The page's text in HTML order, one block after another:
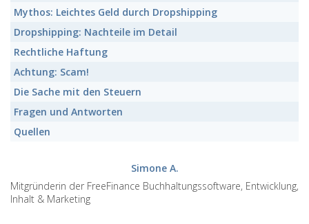
Mythos: Leichtes Geld durch Dropshipping
Dropshipping: Nachteile im Detail
Rechtliche Haftung
Achtung: Scam!
Die Sache mit den Steuern
Fragen und Antworten
Quellen
Simone A.
Mitgründerin der FreeFinance Buchhaltungssoftware, Entwicklung,
Inhalt & Marketing